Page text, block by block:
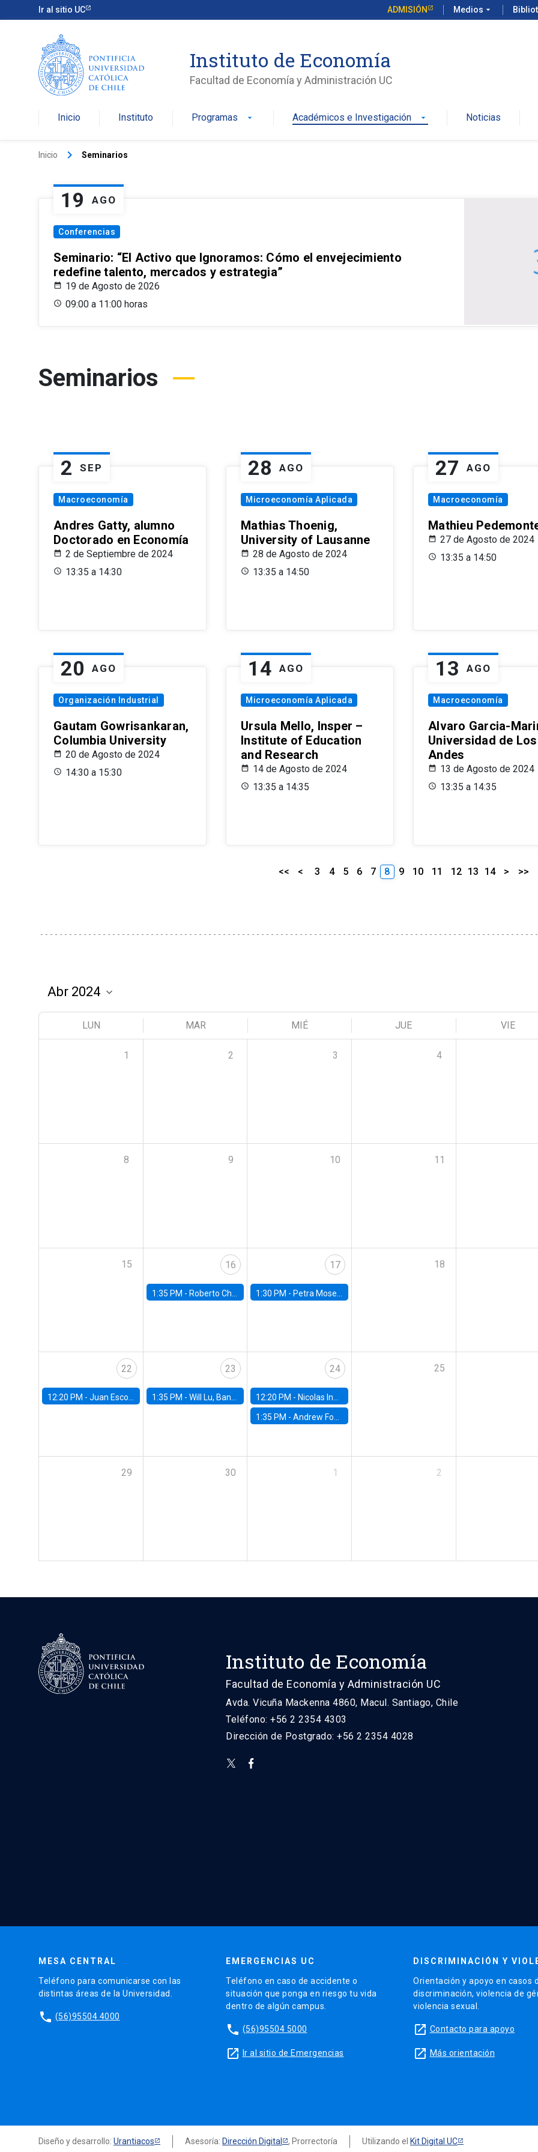
Ir al sitio UC ADMISIÓN Medios arrow_drop_down
Instituto de Economía
Facultad de Economía y Administración UC
Inicio Instituto Programas arrow_drop_down Académicos e Investigación arrow_drop_down Noticias
Inicio keyboard_arrow_right Seminarios
19 AGO
Conferencias
Seminario: “El Activo que Ignoramos: Cómo el envejecimiento
redefine talento, mercados y estrategia”
19 de Agosto de 2026
09:00 a 11:00 horas
Seminarios
2 SEP
Macroeconomía
Andres Gatty, alumno
Doctorado en Economía
2 de Septiembre de 2024
13:35 a 14:30
28 AGO
Microeconomía Aplicada
Mathias Thoenig,
University of Lausanne
28 de Agosto de 2024
13:35 a 14:50
27 AGO
Macroeconomía
Mathieu
27 de Agosto de 2024
13:35 a 14:50
20 AGO
Organización Industrial
Gautam Gowrisankaran,
Columbia University
20 de Agosto de 2024
14:30 a 15:30
14 AGO
Microeconomía Aplicada
Ursula Mello, Insper –
Institute of Education
and Research
14 de Agosto de 2024
13:35 a 14:35
13 AGO
Macroeconomía
Alvaro Garcia-
Universidad de Los
Andes
13 de Agosto de 2024
13:35 a 14:35
<< < 3 4 5 6 7 8 9 10 11 12 13 14 > >>
LUN MAR MIÉ JUE VIE
1 2 3 4
8 9 10 11
15 16
1:35 PM - Roberto Chang, Rutgers University
17
1:30 PM - Petra Moser, NYU Stern
18
22
12:20 PM - Juan Escobar, Universidad de Chile
23
1:35 PM - Will Lu, Banco Central de Chile
24
12:20 PM - Nicolas Inostroza, Rotman School of Management, University of Toronto
1:35 PM -Andrew Foster, Brown University
25
29 30 1 2
Instituto de Economía
Facultad de Economía y Administración UC
Avda. Vicuña Mackenna 4860, Macul. Santiago, Chile
Teléfono: +56 2 2354 4303
Dirección de Postgrado: +56 2 2354 4028
MESA CENTRAL
Teléfono para comunicarse con las
distintas áreas de la Universidad.
phone (56)95504 4000
EMERGENCIAS UC
Teléfono en caso de accidente o
situación que ponga en riesgo tu vida
dentro de algún campus.
phone (56)95504 5000
launch Ir al sitio de Emergencias
DISCRIMINACIÓN Y
Orientación y apoyo en casos
discriminación, violencia de
violencia sexual.
launch Contacto para apoyo
launch Más orientación
Diseño y desarrollo: Urantiacos Asesoría: Dirección Digital , Prorrectoría Utilizando el Kit Digital UC